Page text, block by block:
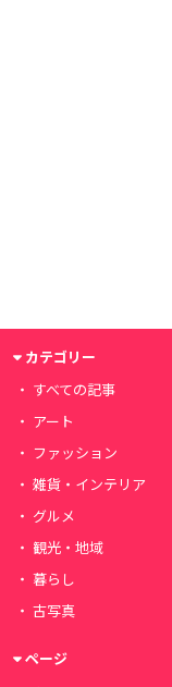
カテゴリー
すべての記事
アート
ファッション
雑貨・インテリア
グルメ
観光・地域
暮らし
古写真
ページ